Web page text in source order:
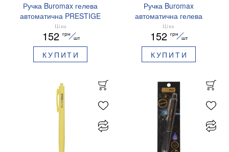
Ручка Buromax гелева
автоматична PRESTIGE
SILVER 0,5 мм сині
чорнила BM.83102
Ціна
152 грн
шт
КУПИТИ
Ручка Buromax
автоматична гелева
PRESTIGE GOLD 0,5 мм
сині чорнила BM.83101
Ціна
152 грн
шт
КУПИТИ